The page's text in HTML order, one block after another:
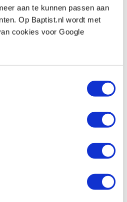
aan te kunnen passen aan
Op Baptist.nl wordt met
cookies voor Google
met vertraging 230 V